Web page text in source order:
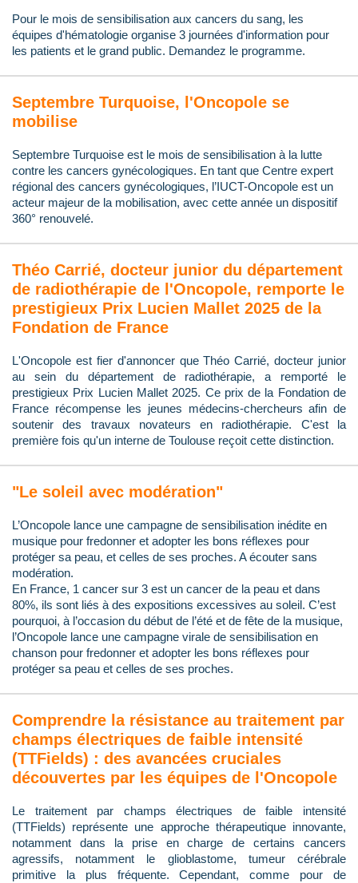
Pour le mois de sensibilisation aux cancers du sang, les
équipes d'hématologie organise 3 journées d'information pour
les patients et le grand public. Demandez le programme.
Septembre Turquoise, l'Oncopole se
mobilise
Septembre Turquoise est le mois de sensibilisation à la lutte
contre les cancers gynécologiques. En tant que Centre expert
régional des cancers gynécologiques, l’IUCT-Oncopole est un
acteur majeur de la mobilisation, avec cette année un dispositif
360° renouvelé.
Théo Carrié, docteur junior du département
de radiothérapie de l'Oncopole, remporte le
prestigieux Prix Lucien Mallet 2025 de la
Fondation de France
L'Oncopole est fier d'annoncer que Théo Carrié, docteur junior
au sein du département de radiothérapie, a remporté le
prestigieux Prix Lucien Mallet 2025. Ce prix de la Fondation de
France récompense les jeunes médecins-chercheurs afin de
soutenir des travaux novateurs en radiothérapie. C'est la
première fois qu'un interne de Toulouse reçoit cette distinction.
"Le soleil avec modération"
L’Oncopole lance une campagne de sensibilisation inédite en
musique pour fredonner et adopter les bons réflexes pour
protéger sa peau, et celles de ses proches. A écouter sans
modération.
En France, 1 cancer sur 3 est un cancer de la peau et dans
80%, ils sont liés à des expositions excessives au soleil. C’est
pourquoi, à l’occasion du début de l’été et de fête de la musique,
l’Oncopole lance une campagne virale de sensibilisation en
chanson pour fredonner et adopter les bons réflexes pour
protéger sa peau et celles de ses proches.
Comprendre la résistance au traitement par
champs électriques de faible intensité
(TTFields) : des avancées cruciales
découvertes par les équipes de l'Oncopole
Le traitement par champs électriques de faible intensité
(TTFields) représente une approche thérapeutique innovante,
notamment dans la prise en charge de certains cancers
agressifs, notamment le glioblastome, tumeur cérébrale
primitive la plus fréquente. Cependant, comme pour de